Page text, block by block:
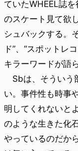
ていたWHEEL誌
のスケート見て欲
シュバックする。
ド”、“スポットレ
キラーワードが語
Sbは、そういう
い。事件性も時事
明してくれないと
のような生きた化
やっているのだか